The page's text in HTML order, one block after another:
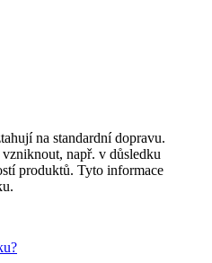
na standardní dopravu.
např. v důsledku
produktů. Tyto informace